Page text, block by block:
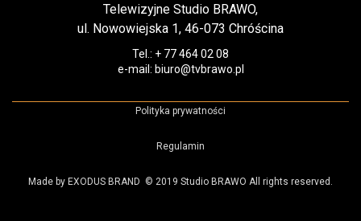
Telewizyjne Studio BRAWO,
ul. Nowowiejska 1, 46-073 Chróścina
Tel.: + 77 464 02 08
e-mail: biuro@tvbrawo.pl
Polityka prywatności
Regulamin
Made by EXODUS BRAND © 2019 Studio BRAWO All rights reserved.